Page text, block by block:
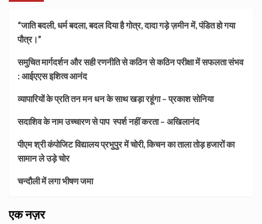
“जाति बदली, धर्म बदला, बदल दिया है गोत्र, दादा गड़े ज़मीन में, पंडित हो गया
पौत्र।”
समुचित मार्गदर्शन और सही रणनीति से कठिन से कठिन परीक्षा में सफलता संभव
: आईएएस इशित्व आनंद
व्यापारियों के प्रति तन मन धन के साथ खड़ा रहूंगा – प्रकाश सोनिया
सदाशिव के नाम उच्चारण से पाप स्पर्श नहीं करता – अखिलानंद
पीएम श्री कंपोजिट विद्यालय प्रभुपुर में चोरी, किचन का ताला तोड़ हजारों का
सामान ले उड़े चोर
चन्दौली में लगा भीषण जमा
एक नज़र